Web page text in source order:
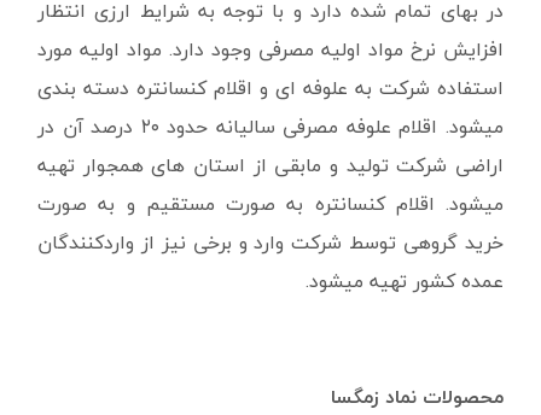
در بهای تمام شده دارد و با توجه به شرایط ارزی انتظار
افزایش نرخ مواد اولیه مصرفی وجود دارد. مواد اولیه مورد
استفاده شرکت به علوفه ای و اقلام کنسانتره دسته بندی
میشود. اقلام علوفه مصرفی سالیانه حدود ۲۰ درصد آن در
اراضی شرکت تولید و مابقی از استان های همجوار تهیه
میشود. اقلام کنسانتره به صورت مستقیم و به صورت
خرید گروهی توسط شرکت وارد و برخی نیز از واردکنندگان
عمده کشور تهیه میشود.
محصولات نماد زمگسا